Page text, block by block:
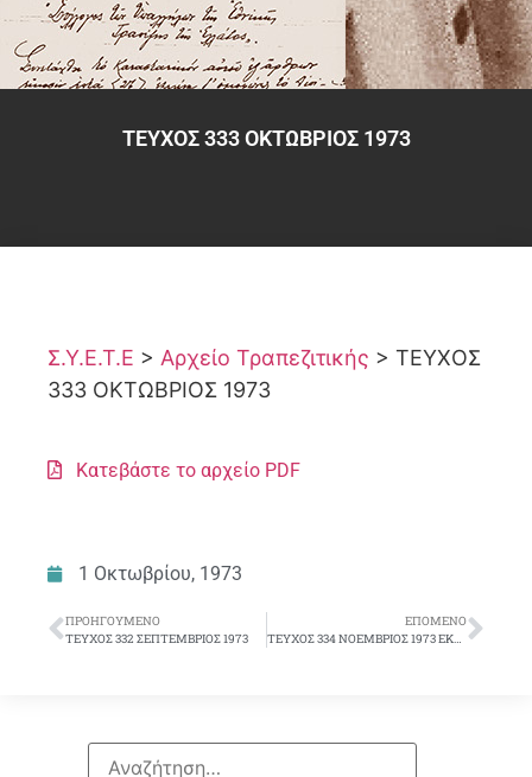
ΤΕΥΧΟΣ 333 ΟΚΤΩΒΡΙΟΣ 1973
Σ.Υ.Ε.Τ.Ε > Αρχείο Τραπεζιτικής > ΤΕΥΧΟΣ
333 ΟΚΤΩΒΡΙΟΣ 1973
Κατεβάστε το αρχείο PDF
1 Οκτωβρίου, 1973
ΠΡΟΗΓΟΎΜΕΝΟ
ΤΕΥΧΟΣ 332 ΣΕΠΤΕΜΒΡΙΟΣ 1973
ΕΠΌΜΕΝΟ
ΤΕΥΧΟΣ 334 ΝΟΕΜΒΡΙΟΣ 1973 ΕΚΤΑΚΤΗ ΓΣ ΣΥΕΤΕ